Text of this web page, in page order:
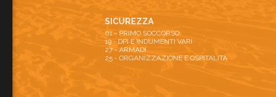
SICUREZZA
01 - PRIMO SOCCORSO
19 - DPI E INDUMENTI VARI
27 - ARMADI
25 - ORGANIZZAZIONE E OSPITALITA